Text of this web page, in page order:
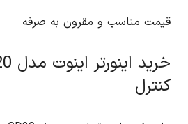
قیمت مناسب و مقرون به صرفه
کنترل